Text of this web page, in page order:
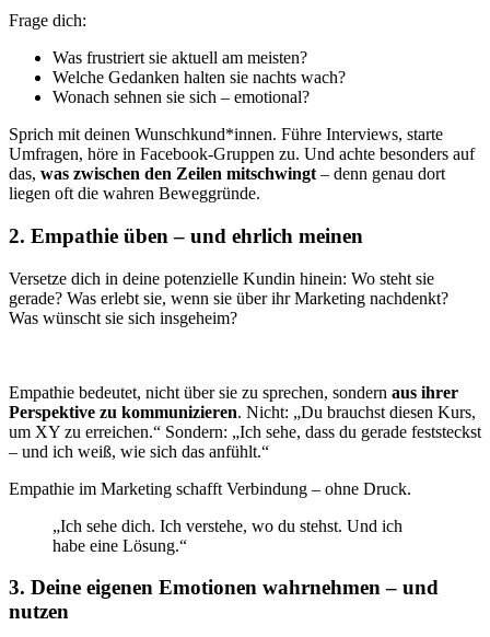
Frage dich:
Was frustriert sie aktuell am meisten?
Welche Gedanken halten sie nachts wach?
Wonach sehnen sie sich – emotional?
Sprich mit deinen Wunschkund*innen. Führe Interviews, starte
Umfragen, höre in Facebook-Gruppen zu. Und achte besonders auf
das, was zwischen den Zeilen mitschwingt – denn genau dort
liegen oft die wahren Beweggründe.
2. Empathie üben – und ehrlich meinen
Versetze dich in deine potenzielle Kundin hinein: Wo steht sie
gerade? Was erlebt sie, wenn sie über ihr Marketing nachdenkt?
Was wünscht sie sich insgeheim?
Empathie bedeutet, nicht über sie zu sprechen, sondern aus ihrer
Perspektive zu kommunizieren. Nicht: „Du brauchst diesen Kurs,
um XY zu erreichen.“ Sondern: „Ich sehe, dass du gerade feststeckst
– und ich weiß, wie sich das anfühlt.“
Empathie im Marketing schafft Verbindung – ohne Druck.
„Ich sehe dich. Ich verstehe, wo du stehst. Und ich
habe eine Lösung.“
3. Deine eigenen Emotionen wahrnehmen – und
nutzen